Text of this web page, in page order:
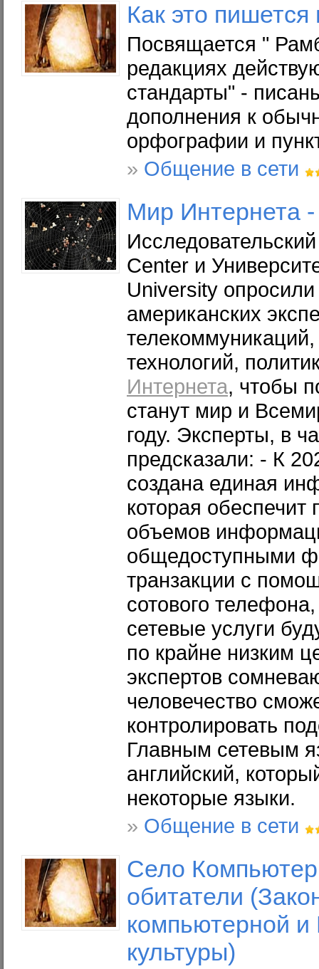
Как это
Посвящается "
редакциях
стандарты" -
дополнения к
орфографии и
» Общение в сети
Мир Интернета
Center и
University опросили
американских
технологий,
Интернета, чтобы
станут мир и
году. Эксперты, в
предсказали: - К
создана единая
которая
объемов
общедоступными
транзакции с
сотового
сетевые услуги
по крайне низким
экспертов
человечество
контролировать
Главным сетевым
английский,
некоторые языки.
» Общение в сети
Село
обитатели
компьютерной и
культуры)